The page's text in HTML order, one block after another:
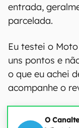
entrada,
parcelada.
Eu testei o
uns pontos e
o que eu achei
acompanhe o
O